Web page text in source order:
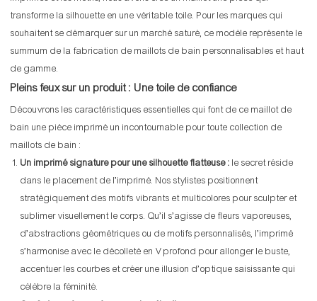
transforme la silhouette en une véritable toile. Pour les marques qui
souhaitent se démarquer sur un marché saturé, ce modèle représente le
summum de la fabrication de maillots de bain personnalisables et haut
de gamme.
Pleins feux sur un produit : Une toile de confiance
Découvrons les caractéristiques essentielles qui font de ce maillot de
bain une pièce imprimé un incontournable pour toute collection de
maillots de bain :
Un imprimé signature pour une silhouette flatteuse : le secret réside
dans le placement de l’imprimé. Nos stylistes positionnent
stratégiquement des motifs vibrants et multicolores pour sculpter et
sublimer visuellement le corps. Qu’il s’agisse de fleurs vaporeuses,
d’abstractions géométriques ou de motifs personnalisés, l’imprimé
s’harmonise avec le décolleté en V profond pour allonger le buste,
accentuer les courbes et créer une illusion d’optique saisissante qui
célèbre la féminité.